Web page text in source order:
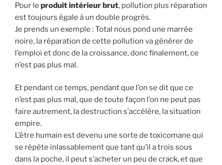
Pour le produit intérieur brut, pollution plus réparation
est toujours égale à un double progrès.
Je prends un exemple : Total nous pond une marrée
noire, la réparation de cette pollution va générer de
l’emploi et donc de la croissance, donc finalement, ce
n’est pas plus mal.
Et pendant ce temps, pendant que l’on se dit que ce
n’est pas plus mal, que de toute façon l’on ne peut pas
faire autrement, la destruction s’accélère, la situation
empire.
L’être humain est devenu une sorte de toxicomane qui
se répète inlassablement que tant qu’il a trois sous
dans la poche, il peut s’acheter un peu de crack, et que